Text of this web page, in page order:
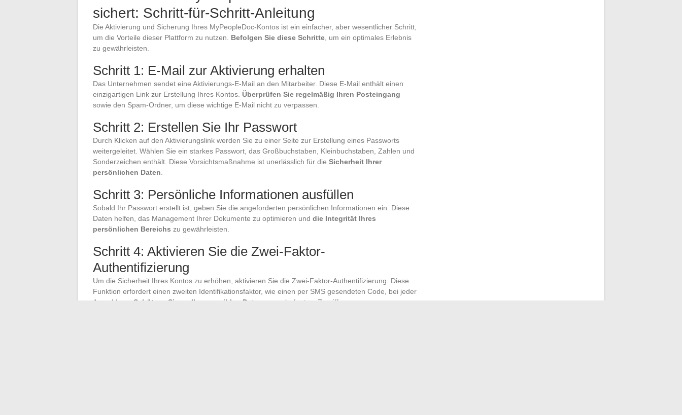
sichert: Schritt-für-Schritt-Anleitung
Die Aktivierung und Sicherung Ihres MyPeopleDoc-Kontos ist ein einfacher, aber wesentlicher Schritt,
um die Vorteile dieser Plattform zu nutzen. Befolgen Sie diese Schritte , um ein optimales Erlebnis
zu gewährleisten.
Schritt 1: E-Mail zur Aktivierung erhalten
Das Unternehmen sendet eine Aktivierungs-E-Mail an den Mitarbeiter. Diese E-Mail enthält einen
einzigartigen Link zur Erstellung Ihres Kontos. Überprüfen Sie regelmäßig Ihren Posteingang
sowie den Spam-Ordner, um diese wichtige E-Mail nicht zu verpassen.
Schritt 2: Erstellen Sie Ihr Passwort
Durch Klicken auf den Aktivierungslink werden Sie zu einer Seite zur Erstellung eines Passworts
weitergeleitet. Wählen Sie ein starkes Passwort, das Großbuchstaben, Kleinbuchstaben, Zahlen und
Sonderzeichen enthält. Diese Vorsichtsmaßnahme ist unerlässlich für die Sicherheit Ihrer
persönlichen Daten
Schritt 3: Persönliche Informationen ausfüllen
Sobald Ihr Passwort erstellt ist, geben Sie die angeforderten persönlichen Informationen ein. Diese
Daten helfen, das Management Ihrer Dokumente zu optimieren und die Integrität Ihres
persönlichen Bereichs zu gewährleisten.
Schritt 4: Aktivieren Sie die Zwei-Faktor-
Authentifizierung
Um die Sicherheit Ihres Kontos zu erhöhen, aktivieren Sie die Zwei-Faktor-Authentifizierung. Diese
Funktion erfordert einen zweiten Identifikationsfaktor, wie einen per SMS gesendeten Code, bei jeder
Anmeldung. Schützen Sie so Ihre sensiblen Daten vor unbefugtem Zugriff.